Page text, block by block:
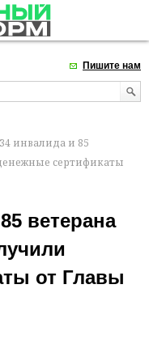
Пишите нам
инвалида и 85
сертификаты
ветерана
от Главы